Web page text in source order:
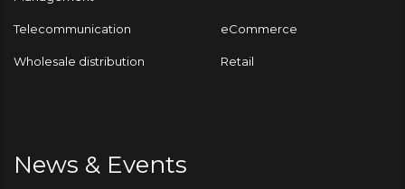
Telecommunication eCommerce
Wholesale distribution Retail
News & Events